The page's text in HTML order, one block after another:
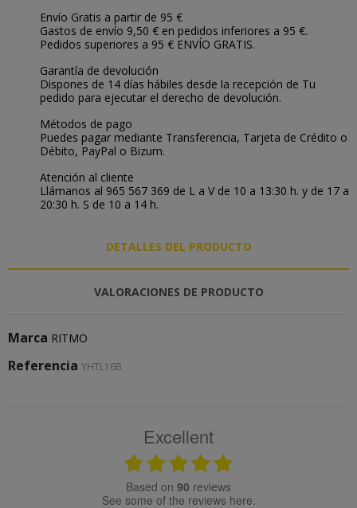
Envío Gratis a partir de 95 €
Gastos de envío 9,50 € en pedidos inferiores a 95 €.
Pedidos superiores a 95 € ENVÍO GRATIS.
Garantía de devolución
Dispones de 14 días hábiles desde la recepción de Tu
pedido para ejecutar el derecho de devolución.
Métodos de pago
Puedes pagar mediante Transferencia, Tarjeta de Crédito o
Débito, PayPal o Bizum.
Atención al cliente
Llámanos al 965 567 369 de L a V de 10 a 13:30 h. y de 17 a
20:30 h. S de 10 a 14 h.
DETALLES DEL PRODUCTO
VALORACIONES DE PRODUCTO
Marca RITMO
Referencia YHTL16B
Excellent
based on 90 reviews
see some of the reviews here.